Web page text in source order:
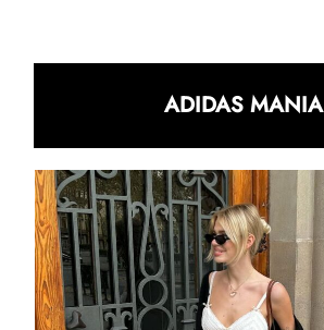
ADIDAS MANIA